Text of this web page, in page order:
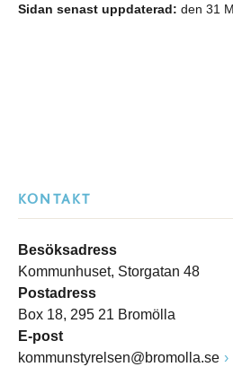
Sidan senast uppdaterad: den 31
KONTAKT
Besöksadress
Kommunhuset, Storgatan 48
Postadress
Box 18, 295 21 Bromölla
E-post
kommunstyrelsen@bromolla.se